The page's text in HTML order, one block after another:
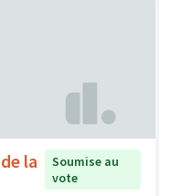
la
Soumise au
vote